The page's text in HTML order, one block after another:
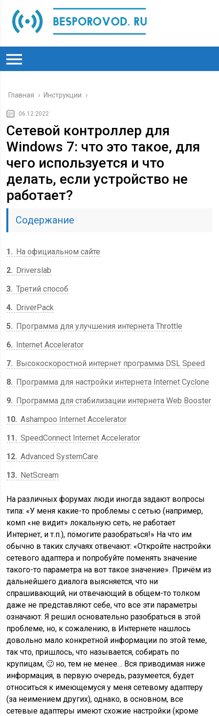
Главная › Инструкции ›
06.12.2022
Сетевой контроллер для
Windows 7: что это такое, для
чего используется и что
делать, если устройство не
работает?
Содержание
1
На официальном сайте
2
Driverslab
3 Третий способ
4
DriverPack
5
Программа для улучшения интернета Throttle
6
Internet Accelerator
7
Высокоскоростной интернет программа DSL Speed
8
Программа для настройки интернета Internet Cyclone
9
Программа для стабилизации интернета Web Booster
10 Ashampoo Internet Accelerator
11
SpeedConnect Internet Accelerator
12 Advanced SystemCare
13
NetScream
На различных форумах люди иногда задают вопросы
типа: «У меня какие-то проблемы с сетью (например,
комп «не видит» локальную сеть, не работает
Интернет, и т.п.), помогите разобраться!» На что им
обычно в таких случаях отвечают: «Откройте настройки
сетевого адаптера и попробуйте поменять значение
такого-то параметра на вот такое значение». Причём из
дальнейшего диалога выясняется, что ни
спрашивающий, ни отвечающий в общем-то толком
даже не представляют себе, что все эти параметры
означают. Я решил основательно разобраться в этой
проблеме, но, к сожалению, в Интернете нашлось
довольно мало конкретной информации по этой теме,
так что, пришлось, что называется, собирать по
крупицам, 🙂 но, тем не менее… Вся приводимая ниже
информация, в первую очередь, разумеется, будет
относиться к имеющемуся у меня сетевому адаптеру
(за неимением других), однако, в основном, все
сетевые адаптеры имеют схожие настройки (кроме